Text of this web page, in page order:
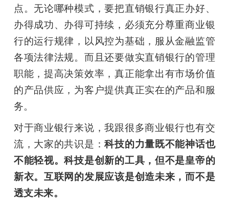
点。无论哪种模式，要把直销银行真正办好、
办得成功、办得可持续，必须充分尊重商业银
行的运行规律，以风控为基础，服从金融监管
各项法律法规。而且还要做实直销银行的管理
职能，提高决策效率，真正能拿出有市场价值
的产品供应，为客户提供真正实在的产品和服
务。
对于商业银行来说，我跟很多商业银行也有交
流，大家的共识是：科技的力量既不能神话也
不能轻视。科技是创新的工具，但不是皇帝的
新衣。互联网的发展应该是创造未来，而不是
透支未来。